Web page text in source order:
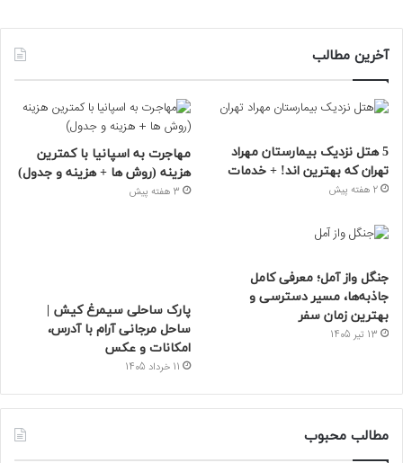
آخرین مطالب
5 هتل نزدیک بیمارستان مهراد
تهران که بهترین‌ اند! + خدمات
2 هفته پیش
مهاجرت به اسپانیا با کمترین
هزینه (روش ها + هزینه و جدول)
3 هفته پیش
جنگل واز آمل؛ معرفی کامل
جاذبه‌ها، مسیر دسترسی و
بهترین زمان سفر
13 تیر 1405
پارک ساحلی سیمرغ کیش |
ساحل مرجانی آرام با آدرس،
امکانات و عکس
11 خرداد 1405
مطالب محبوب